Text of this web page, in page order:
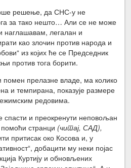
решење, да СНС-у не
за тако нешто… Али се не може
наглашавам, легалан и
као злочин против народа и
из којих ће се Председник
против тога борити.
помен прелазне владе, ма колико
и темпирана, показује размере
редовима.
и преокренути неповољан
странци (читај, САД),
притисак око Косова и, у
добацити му неки појас
Куртију и обновљених